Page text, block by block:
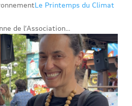
Le Printemps du Climat
de l’Association...